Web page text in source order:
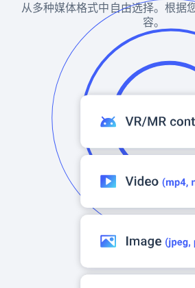
从多种媒体格式中自由选择。根据
容。